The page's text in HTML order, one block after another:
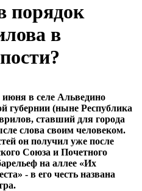
порядок
в
июня в селе Альведино
губернии (ныне Республика
ставший для города
слова своим человеком.
он получил уже после
Союза и Почетного
на аллее «Их
- в его честь названа